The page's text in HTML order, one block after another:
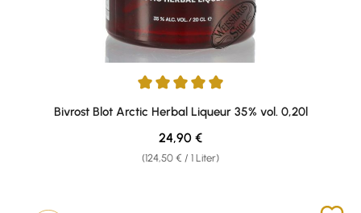
Durchschnittliche Bewertung von 5 von 5 Sternen
Bivrost Blot Arctic Herbal Liqueur 35% vol. 0,20l
(124,50 € / 1 Liter)
Regulärer Preis:
24,90 €